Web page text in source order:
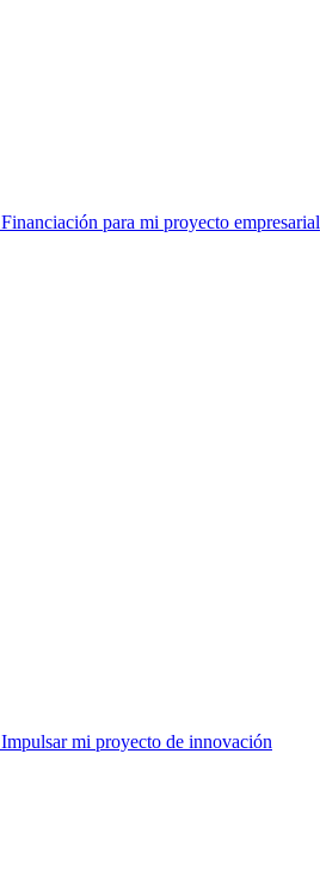
Financiación para mi proyecto empresarial
Impulsar mi proyecto de innovación